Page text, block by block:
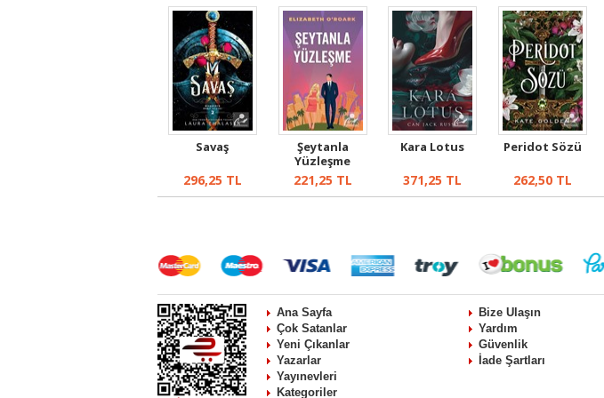
Savaş
296,25 TL
Şeytanla
Yüzleşme
221,25 TL
Kara Lotus
371,25 TL
Peridot Sözü
262,50 TL
Ana Sayfa
Çok Satanlar
Yeni Çıkanlar
Yazarlar
Yayınevleri
Kategoriler
Bize Ulaşın
Yardım
Güvenlik
İade Şartları